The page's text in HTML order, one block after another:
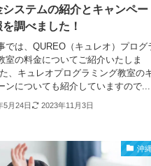
システムの紹介とキャンペー
を調べました！
では、QUREO（キュレオ）プログ
室の料金についてご紹介いたしま
、キュレオプログラミング教室の
ンについても紹介していますので...
5月24日 2023年11月3日
沖縄